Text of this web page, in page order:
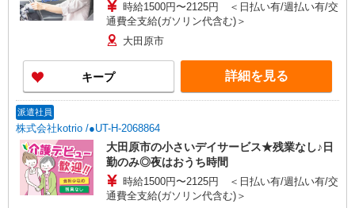
時給1500円〜2125円 ＜日払い有/週払い有/交
通費全支給(ガソリン代含む)＞
大田原市
キープ 詳細を見る
派遣社員
株式会社kotrio /●UT-H-2068864
大田原市の小さいデイサービス★残業なし♪日
勤のみ◎夜はおうち時間
時給1500円〜2125円 ＜日払い有/週払い有/交
通費全支給(ガソリン代含む)＞